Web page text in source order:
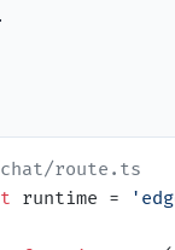
route.ts
runtime =